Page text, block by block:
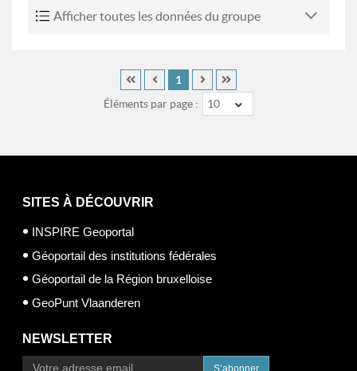
Afficher toutes les données du groupe
Éléments par page : 10
1
SITES À DÉCOUVRIR
INSPIRE Geoportal
Géoportail des institutions fédérales
Géoportail de la Région bruxelloise
GeoPunt Vlaanderen
NEWSLETTER